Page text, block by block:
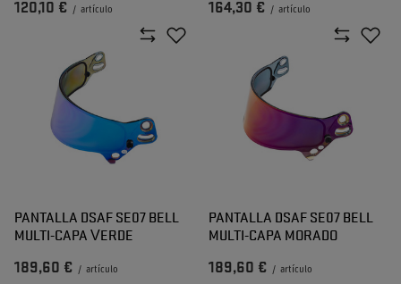
120,10 € / artículo 164,30 € / artículo
PANTALLA DSAF SE07 BELL
MULTI-CAPA VERDE
189,60 € / artículo
PANTALLA DSAF SE07 BELL
MULTI-CAPA MORADO
189,60 € / artículo